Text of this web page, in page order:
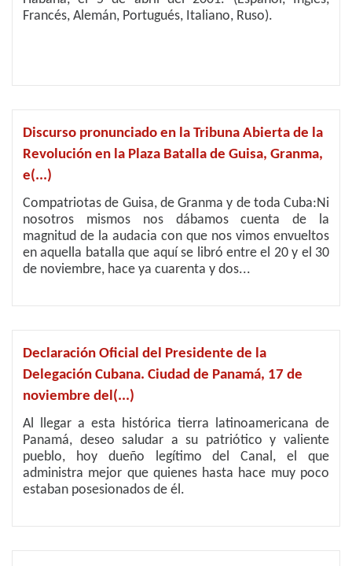
Francés, Alemán, Portugués, Italiano, Ruso).
Discurso pronunciado en la Tribuna Abierta de la
Revolución en la Plaza Batalla de Guisa, Granma,
e(...)
Compatriotas de Guisa, de Granma y de toda Cuba:Ni
nosotros mismos nos dábamos cuenta de la
magnitud de la audacia con que nos vimos envueltos
en aquella batalla que aquí se libró entre el 20 y el 30
de noviembre, hace ya cuarenta y dos...
Declaración Oficial del Presidente de la
Delegación Cubana. Ciudad de Panamá, 17 de
noviembre del(...)
Al llegar a esta histórica tierra latinoamericana de
Panamá, deseo saludar a su patriótico y valiente
pueblo, hoy dueño legítimo del Canal, el que
administra mejor que quienes hasta hace muy poco
estaban posesionados de él.